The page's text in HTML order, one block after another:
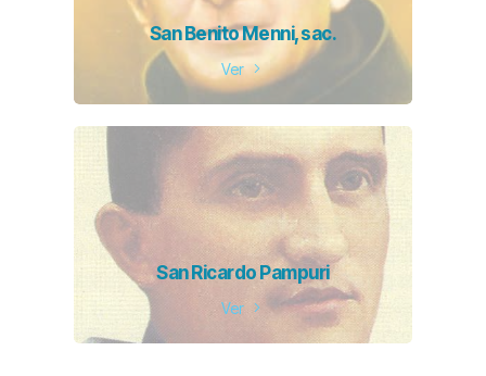
San Benito Menni, sac.
Ver
San Ricardo Pampuri
Ver